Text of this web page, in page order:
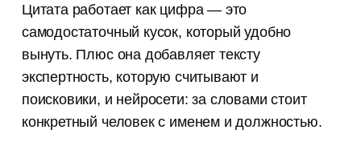
Цитата работает как цифра — это
самодостаточный кусок, который удобно
вынуть. Плюс она добавляет тексту
экспертность, которую считывают и
поисковики, и нейросети: за словами стоит
конкретный человек с именем и должностью.